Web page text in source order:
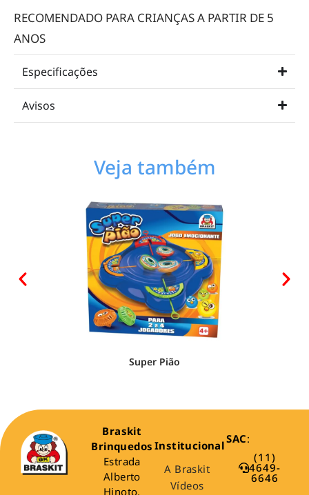
RECOMENDADO PARA CRIANÇAS A PARTIR DE 5
ANOS
Especificações
Avisos
Veja também
Super Pião
Braskit
Brinquedos
Estrada
Alberto
Hinoto,
Institucional
A Braskit
Vídeos
SAC:
(11)
4649-
6646